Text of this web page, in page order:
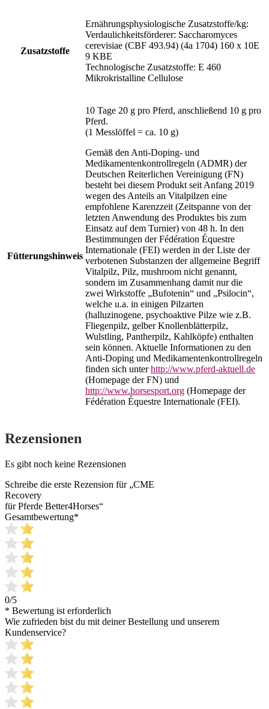
Zusatzstoffe
Ernährungsphysiologische Zusatzstoffe/kg:
Verdaulichkeitsförderer: Saccharomyces
cerevisiae (CBF 493.94) (4a 1704) 160 x 10E
9 KBE
Technologische Zusatzstoffe: E 460
Mikrokristalline Cellulose
Fütterungshinweis
10 Tage 20 g pro Pferd, anschließend 10 g pro
Pferd.
(1 Messlöffel = ca. 10 g)
Gemäß den Anti-Doping- und
Medikamentenkontrollregeln (ADMR) der
Deutschen Reiterlichen Vereinigung (FN)
besteht bei diesem Produkt seit Anfang 2019
wegen des Anteils an Vitalpilzen eine
empfohlene Karenzzeit (Zeitspanne von der
letzten Anwendung des Produktes bis zum
Einsatz auf dem Turnier) von 48 h. In den
Bestimmungen der Fédération Équestre
Internationale (FEI) werden in der Liste der
verbotenen Substanzen der allgemeine Begriff
Vitalpilz, Pilz, mushroom nicht genannt,
sondern im Zusammenhang damit nur die
zwei Wirkstoffe „Bufotenin“ und „Psilocin“,
welche u.a. in einigen Pilzarten
(halluzinogene, psychoaktive Pilze wie z.B.
Fliegenpilz, gelber Knollenblätterpilz,
Wulstling, Pantherpilz, Kahlköpfe) enthalten
sein können. Aktuelle Informationen zu den
Anti-Doping und Medikamentenkontrollregeln
finden sich unterhttp://www.pferd-aktuell.de
(Homepage der FN) und
http://www.horsesport.org (Homepage der
Fédération Équestre Internationale (FEI).
Rezensionen
Es gibt noch keine Rezensionen
Schreibe die erste Rezension für „CME
Recovery
für Pferde Better4Horses“
Gesamtbewertung*
0/5
* Bewertung ist erforderlich
Wie zufrieden bist du mit deiner Bestellung und unserem
Kundenservice?